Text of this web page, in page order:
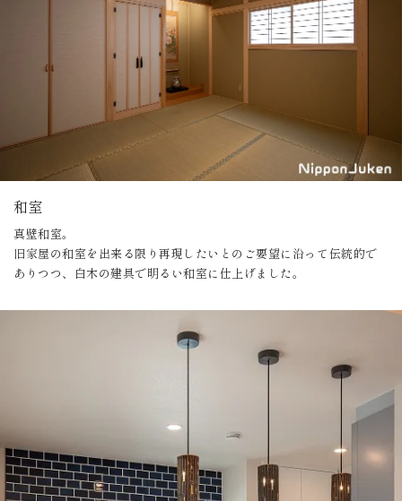
和室
真壁和室。
旧家屋の和室を出来る限り再現したいとのご要望に沿って伝統的で
ありつつ、白木の建具で明るい和室に仕上げました。